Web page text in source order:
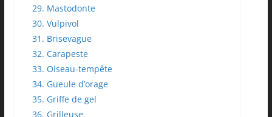
29. Mastodonte
30. Vulpivol
31. Brisevague
32. Carapeste
33. Oiseau-tempête
34. Gueule d’orage
35. Griffe de gel
36. Grilleuse